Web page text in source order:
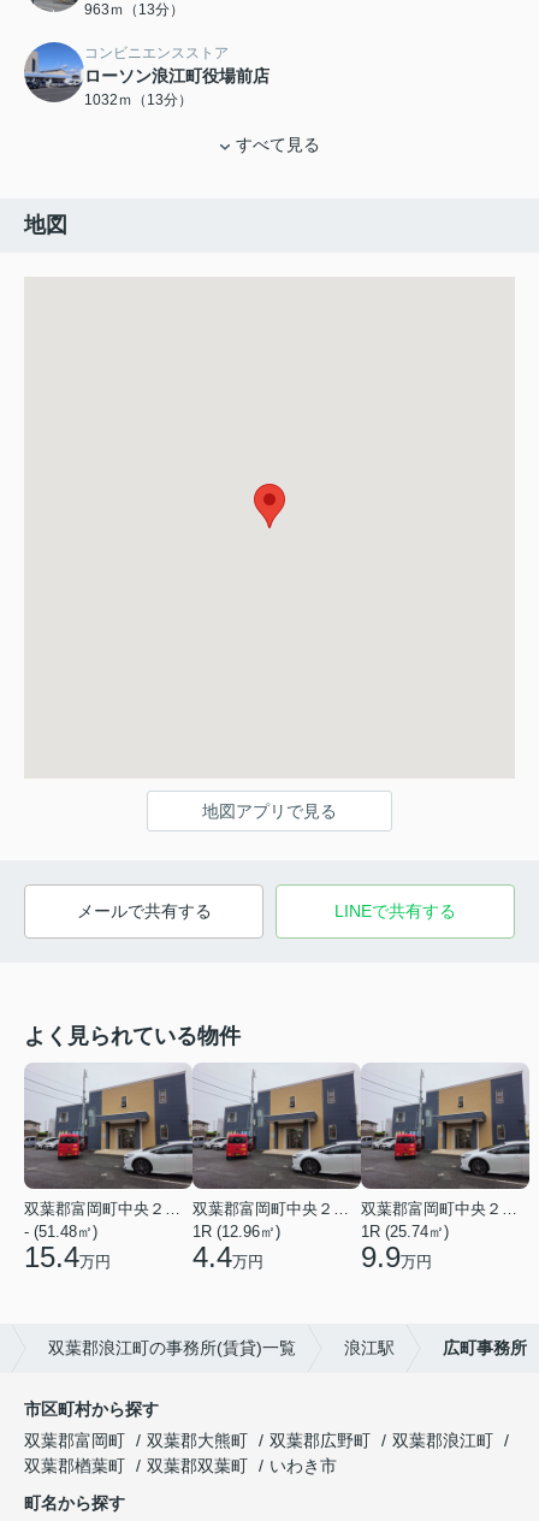
963ｍ（13分）
コンビニエンスストア
ローソン浪江町役場前店
1032ｍ（13分）
すべて見る
地図
地図アプリで見る
メールで共有する LINEで共有する
よく見られている物件
双葉郡富岡町中央２丁目
- (51.48㎡)
15.4万円
双葉郡富岡町中央２丁目
1R (12.96㎡)
4.4万円
双葉郡富岡町中央２丁目
1R (25.74㎡)
9.9万円
双葉郡浪江町の事務所(賃貸)一覧 浪江駅 広町事務所
市区町村から探す
双葉郡富岡町
双葉郡大熊町 双葉郡広野町
双葉郡浪江町
双葉郡楢葉町
双葉郡双葉町
いわき市
町名から探す